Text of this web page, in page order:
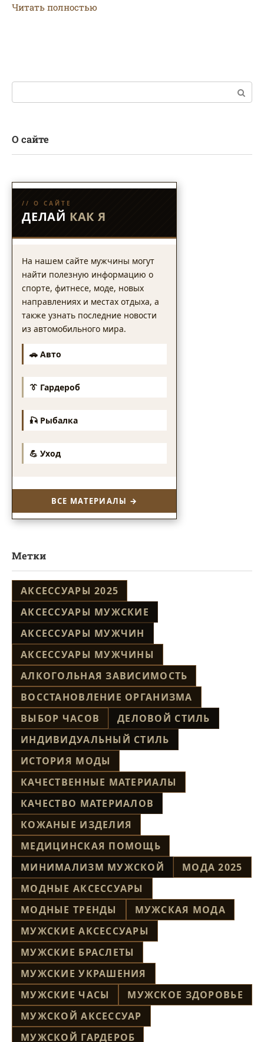
Читать полностью
Поиск:
О сайте
// О САЙТЕ
ДЕЛАЙ КАК Я
На нашем сайте мужчины могут
найти полезную информацию о
спорте, фитнесе, моде, новых
направлениях и местах отдыха, а
также узнать последние новости
из автомобильного мира.
🚗 Авто
👔 Гардероб
🎣 Рыбалка
💪 Уход
ВСЕ МАТЕРИАЛЫ →
Метки
АКСЕССУАРЫ 2025
АКСЕССУАРЫ МУЖСКИЕ
АКСЕССУАРЫ МУЖЧИН
АКСЕССУАРЫ МУЖЧИНЫ
АЛКОГОЛЬНАЯ ЗАВИСИМОСТЬ
ВОССТАНОВЛЕНИЕ ОРГАНИЗМА
ВЫБОР ЧАСОВ
ДЕЛОВОЙ СТИЛЬ
ИНДИВИДУАЛЬНЫЙ СТИЛЬ
ИСТОРИЯ МОДЫ
КАЧЕСТВЕННЫЕ МАТЕРИАЛЫ
КАЧЕСТВО МАТЕРИАЛОВ
КОЖАНЫЕ ИЗДЕЛИЯ
МЕДИЦИНСКАЯ ПОМОЩЬ
МИНИМАЛИЗМ МУЖСКОЙ
МОДА 2025
МОДНЫЕ АКСЕССУАРЫ
МОДНЫЕ ТРЕНДЫ
МУЖСКАЯ МОДА
МУЖСКИЕ АКСЕССУАРЫ
МУЖСКИЕ БРАСЛЕТЫ
МУЖСКИЕ УКРАШЕНИЯ
МУЖСКИЕ ЧАСЫ
МУЖСКОЕ ЗДОРОВЬЕ
МУЖСКОЙ АКСЕССУАР
МУЖСКОЙ ГАРДЕРОБ